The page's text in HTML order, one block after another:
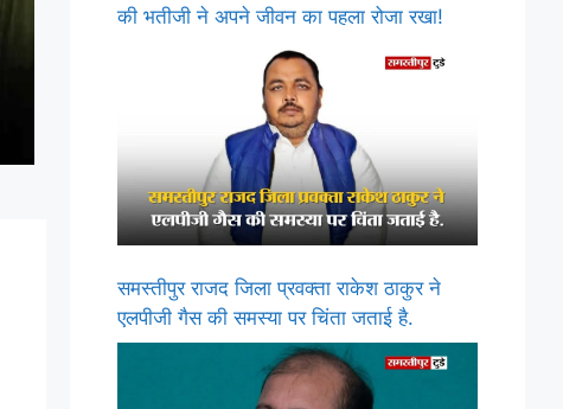
की भतीजी ने अपने जीवन का पहला रोजा रखा!
समस्तीपुर राजद जिला प्रवक्ता राकेश ठाकुर ने
एलपीजी गैस की समस्या पर चिंता जताई है.